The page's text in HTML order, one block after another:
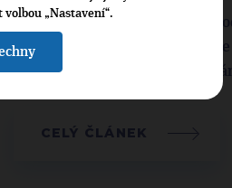
Poslanec a radní Železného
Horáček (TOP 09) je tím, kdo ve
sněmovně brání obce a je
CELÝ ČLÁNEK
„Nastavení“.